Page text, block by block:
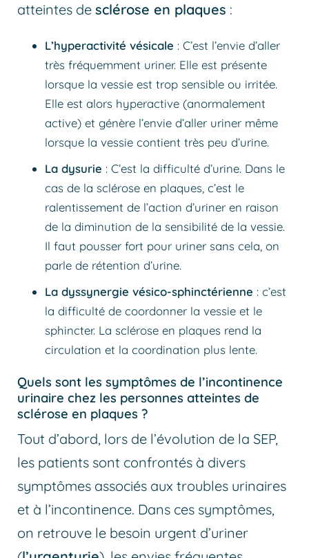
atteintes de sclérose en plaques :
L’hyperactivité vésicale : C’est l’envie d’aller
très fréquemment uriner. Elle est présente
lorsque la vessie est trop sensible ou irritée.
Elle est alors hyperactive (anormalement
active) et génère l’envie d’aller uriner même
lorsque la vessie contient très peu d’urine.
La dysurie : C’est la difficulté d’urine. Dans le
cas de la sclérose en plaques, c’est le
ralentissement de l’action d’uriner en raison
de la diminution de la sensibilité de la vessie.
Il faut pousser fort pour uriner sans cela, on
parle de rétention d’urine.
La dyssynergie vésico-sphinctérienne : c’est
la difficulté de coordonner la vessie et le
sphincter. La sclérose en plaques rend la
circulation et la coordination plus lente.
Quels sont les symptômes de l’incontinence
urinaire chez les personnes atteintes de
sclérose en plaques ?
Tout d’abord, lors de l’évolution de la SEP,
les patients sont confrontés à divers
symptômes associés aux troubles urinaires
et à l’incontinence. Dans ces symptômes,
on retrouve le besoin urgent d’uriner